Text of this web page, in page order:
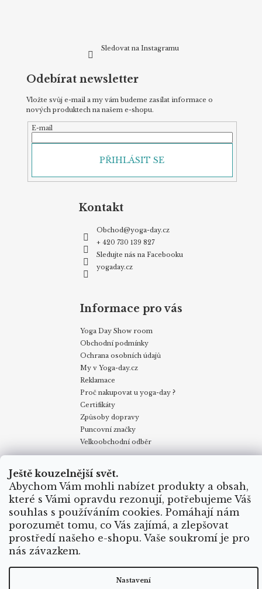
Ještě kouzelnější svět.
Abychom Vám mohli nabízet produkty a obsah,
které s Vámi opravdu rezonují, potřebujeme Váš
souhlas s používáním cookies. Pomáhají nám
porozumět tomu, co Vás zajímá, a zlepšovat
prostředí našeho e-shopu. Vaše soukromí je pro
nás závazkem.
Nastavení
Sledovat na Instagramu
Odebírat newsletter
Vložte svůj e-mail a my vám budeme zasílat informace o
nových produktech na našem e-shopu.
E-mail
PŘIHLÁSIT SE
Kontakt
Obchod@yoga-day.cz
+ 420 730 139 827
Sledujte nás na Facebooku
yogaday.cz
Informace pro vás
Yoga Day Show room
Obchodní podmínky
Ochrana osobních údajů
My v Yoga-day.cz
Reklamace
Proč nakupovat u yoga-day ?
Certifikáty
Způsoby dopravy
Puncovní značky
Velkoobchodní odběr
Obchodní podmínky Kontakty
Reklamace
Proč nakupovat u yoga-day.cz
Certifikáty
Způsoby dopravy
Vytvořil Shoptet
Copyright 2026